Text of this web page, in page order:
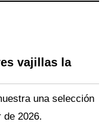
vajillas la
una selección
2026.